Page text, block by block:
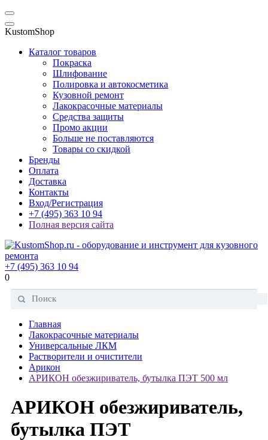
KustomShop
Каталог товаров
Покраска
Шлифование
Полировка и автокосметика
Кузовной ремонт
Лакокрасочные материалы
Средства защиты
Промо акции
Больше не поставляются
Товары со скидкой
Бренды
Оплата
Доставка
Контакты
Вход/Регистрация
+7 (495) 363 10 94
Полная версия сайта
+7 (495) 363 10 94
0
Главная
Лакокрасочные материалы
Универсальные ЛКМ
Растворители и очистители
Арикон
АРИКОН обезжириватель, бутылка ПЭТ 500 мл
АРИКОН обезжириватель,
бутылка ПЭТ